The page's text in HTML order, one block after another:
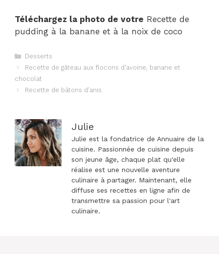
Téléchargez la photo de votre Recette de
pudding à la banane et à la noix de coco
Catégories
Desserts
Navigation
des
Recette de gâteau aux flocons d'avoine, banane et
chocolat
Recette de bâtons d'anis
Julie
Julie est la fondatrice de Annuaire de la
cuisine. Passionnée de cuisine depuis
son jeune âge, chaque plat qu'elle
réalise est une nouvelle aventure
culinaire à partager. Maintenant, elle
diffuse ses recettes en ligne afin de
transmettre sa passion pour l'art
culinaire.